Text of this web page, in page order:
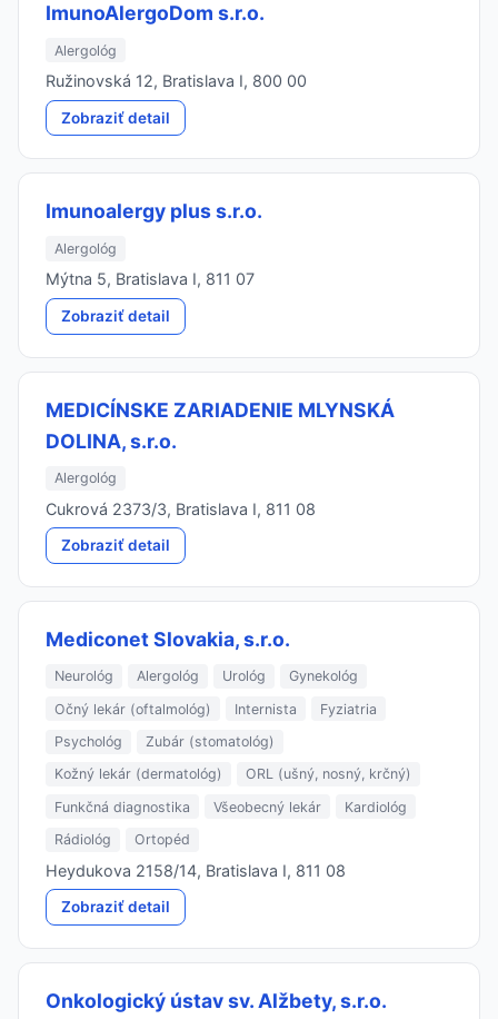
ImunoAlergoDom s.r.o.
Alergológ
Ružinovská 12, Bratislava I, 800 00
Zobraziť detail
Imunoalergy plus s.r.o.
Alergológ
Mýtna 5, Bratislava I, 811 07
Zobraziť detail
MEDICÍNSKE ZARIADENIE MLYNSKÁ
DOLINA, s.r.o.
Alergológ
Cukrová 2373/3, Bratislava I, 811 08
Zobraziť detail
Mediconet Slovakia, s.r.o.
Neurológ Alergológ Urológ
Gynekológ
Očný lekár (oftalmológ)
Internista
Fyziatria
Psychológ
Zubár (stomatológ)
Kožný lekár (dermatológ)
ORL (ušný, nosný, krčný)
Funkčná diagnostika
Všeobecný lekár
Kardiológ
Rádiológ
Ortopéd
Heydukova 2158/14, Bratislava I, 811 08
Zobraziť detail
Onkologický ústav sv. Alžbety, s.r.o.